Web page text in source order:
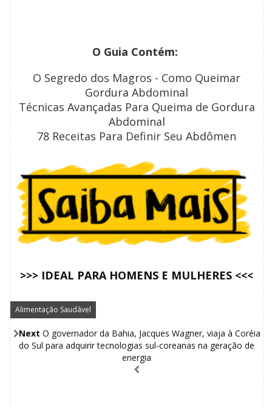
Alimentação Saudável
O Guia Contém:
O Segredo dos Magros - Como Queimar
Gordura Abdominal
Técnicas Avançadas Para Queima de Gordura
Abdominal
78 Receitas Para Definir Seu Abdômen
>>> IDEAL PARA HOMENS E MULHERES <<<
Next O governador da Bahia, Jacques Wagner, viaja à Coréia
do Sul para adquirir tecnologias sul-coreanas na geração de
energia